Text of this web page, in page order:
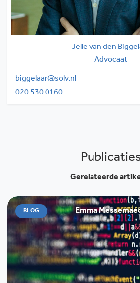
Jelle van den
Advocaat
biggelaar@solv.nl
020 530 0160
Gerelateerde
BLOG Emma